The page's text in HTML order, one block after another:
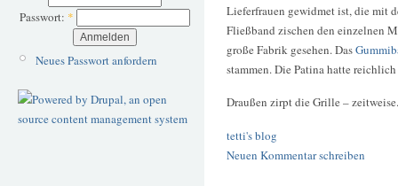
Passwort: *
Neues Passwort anfordern
Lieferfrauen gewidmet ist, die mit
Fließband zischen den einzelnen
große Fabrik gesehen. Das
stammen. Die Patina hatte
Draußen zirpt die Grille – zeitweise.
tetti's blog
Neuen Kommentar schreiben